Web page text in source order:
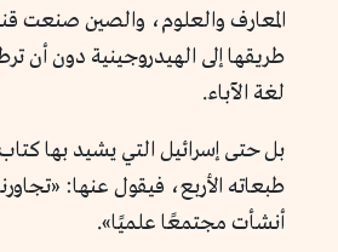
المعارف والعلوم، والصين صنعت
طريقها إلى الهيدروجينية دون أن
لغة الآباء.
بل حتى إسرائيل التي يشيد بها
طبعاته الأربع، فيقول عنها:
أنشأت مجتمعًا علميًا».